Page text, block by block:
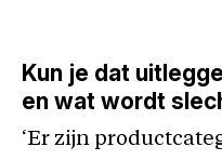
Kun je dat
en wat wordt
‘Er zijn